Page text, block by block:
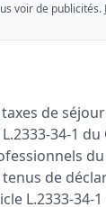
voir de publicités.
de
34-1
de
L.2333-34-